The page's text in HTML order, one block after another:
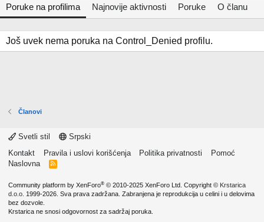
Poruke na profilima Najnovije aktivnosti Poruke O članu
Još uvek nema poruka na Control_Denied profilu.
Članovi
Svetli stil
Srpski
Kontakt
Pravila i uslovi korišćenja Politika privatnosti
Pomoć
Naslovna
R
Community platform by XenForo® © 2010-2025 XenForo Ltd. Copyright © Krstarica
d.o.o. 1999-2026. Sva prava zadržana. Zabranjena je reprodukcija u celini i u delovima
bez dozvole.
Krstarica ne snosi odgovornost za sadržaj poruka.